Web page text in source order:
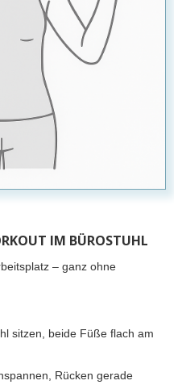
IM BÜROSTUHL
– ganz ohne
sitzen, beide Füße flach am
Rücken gerade